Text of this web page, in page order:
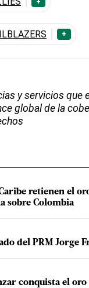
+
y servicios que
global de la
retienen el
sobre Colombia
del PRM Jorge
conquista el oro